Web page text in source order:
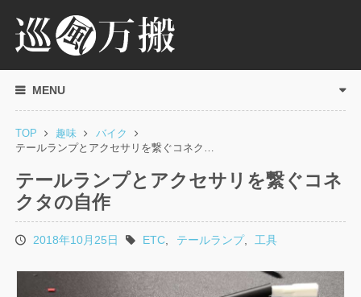
MENU
TOP 趣味
バイク
テールランプとアクセサリを繋ぐコネク…
テールランプとアクセサリを繋ぐコネ
クタの自作
投2018年10月25日
タETC テールランプ, 工具